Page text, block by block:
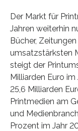
Der Markt für
Jahren weiterhin
Bücher,
umsatzstärksten
steigt der
Milliarden Euro
25,6 Milliarden
Printmedien am
und
Prozent im Jahr